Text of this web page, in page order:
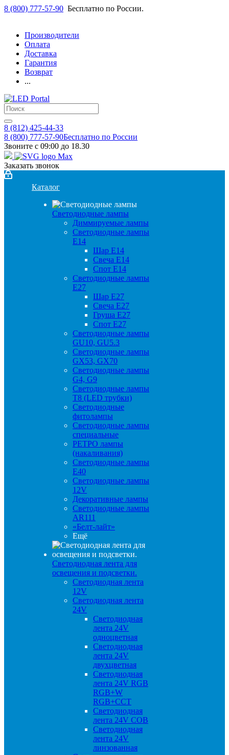
8 (800) 777-57-90 Бесплатно по России.
Производители
Оплата
Доставка
Гарантия
Возврат
...
8 (812) 425-44-33
8 (800) 777-57-90Бесплатно по России
Звоните с 09:00 до 18.30
Заказать звонок
Каталог
Светодиодные лампы
Диммируемые лампы
Светодиодные лампы
Е14
Шар Е14
Свеча Е14
Спот Е14
Светодиодные лампы
Е27
Шар Е27
Свеча Е27
Груша Е27
Спот Е27
Светодиодные лампы
GU10, GU5.3
Светодиодные лампы
GX53, GX70
Светодиодные лампы
G4, G9
Светодиодные лампы
Т8 (LED трубки)
Светодиодные
фитолампы
Светодиодные лампы
специальные
РЕТРО лампы
(накаливания)
Светодиодные лампы
E40
Светодиодные лампы
12V
Декоративные лампы
Светодиодные лампы
AR111
«Белт-лайт»
Ещё
Светодиодная лента для
освещения и подсветки.
Светодиодная лента
12V
Светодиодная лента
24V
Светодиодная
лента 24V
одноцветная
Светодиодная
лента 24V
двухцветная
Светодиодная
лента 24V RGB
RGB+W
RGB+CCT
Светодиодная
лента 24V COB
Светодиодная
лента 24V
линзованная